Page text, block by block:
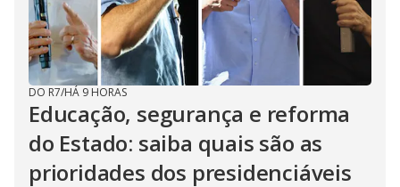
DO R7/HÁ 9 HORAS
Educação, segurança e reforma
do Estado: saiba quais são as
prioridades dos presidenciáveis